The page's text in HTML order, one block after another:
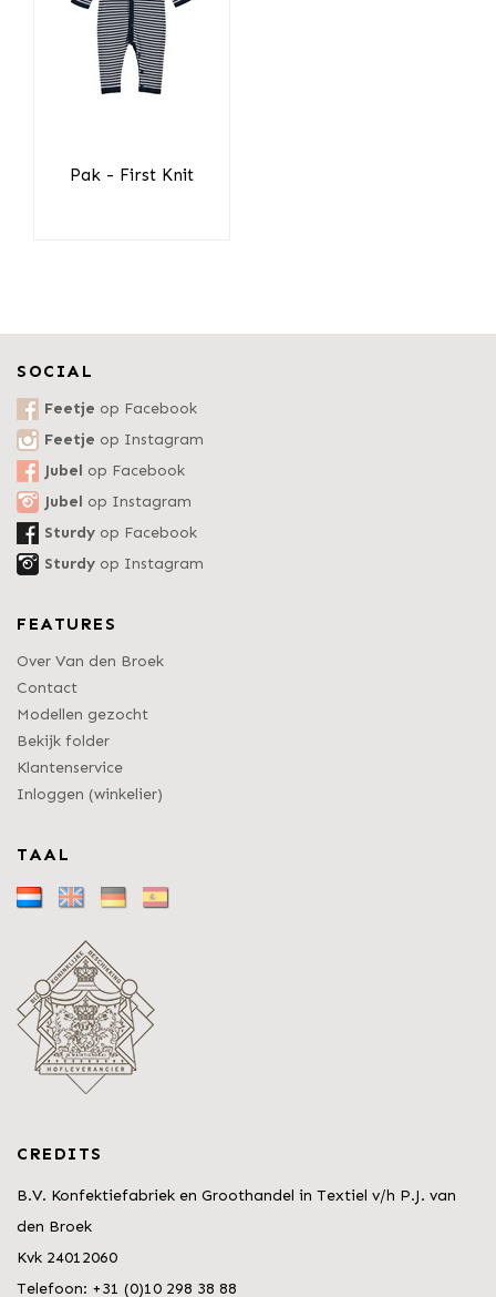
Pak - First Knit
SOCIAL
Feetje op Facebook
Feetje op Instagram
Jubel op Facebook
Jubel op Instagram
Sturdy op Facebook
Sturdy op Instagram
FEATURES
Over Van den Broek
Contact
Modellen gezocht
Bekijk folder
Klantenservice
Inloggen (winkelier)
TAAL
CREDITS
B.V. Konfektiefabriek en Groothandel in Textiel v/h P.J. van
den Broek
Kvk 24012060
Telefoon: +31 (0)10 298 38 88